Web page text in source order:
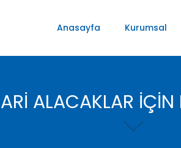
Anasayfa Kurumsal
ALACAKLAR İÇİN